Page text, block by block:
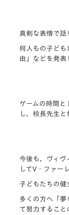
真剣な表情で話
何人もの子ども
由」などを発表
ゲームの時間と
し、校長先生と
今後も、ヴィヴ
してV・ファー
子どもたちの健
多くの方へ「夢
て努力すること